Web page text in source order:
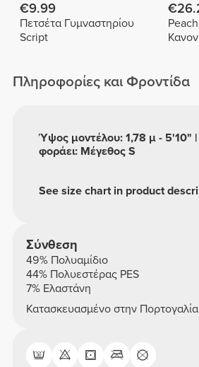
€9.99
Πετσέτα Γυμναστηρίου
Script
Πληροφορίες και Φροντίδα
See size chart in product
Ύψος μοντέλου: 1,78 μ - 5'10" |
φοράει: Μέγεθος S
Σύνθεση
49% Πολυαμίδιο
44% Πολυεστέρας PES
7% Ελαστάνη
Κατασκευασμένο στην Πορτογαλία